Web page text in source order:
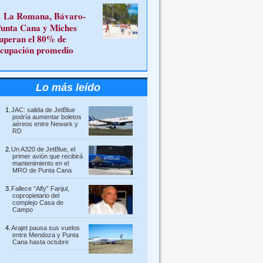
La Romana, Bávaro-
Cana y Miches
el 80% de
promedio
Lo más leído
JAC: salida de JetBlue
podría aumentar boletos
aéreos entre Newark y
RD
Un A320 de JetBlue, el
primer avión que recibirá
mantenimiento en el
MRO de Punta Cana
Fallece “Alfy” Fanjul,
copropietario del
complejo Casa de
Campo
Arajet pausa sus vuelos
entre Mendoza y Punta
Cana hasta octubre